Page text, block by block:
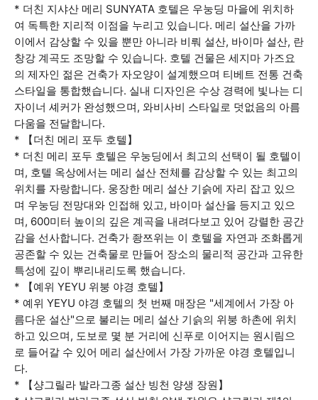
* 더친 지샤산 메리 SUNYATA 호텔은 우눙딩 마을에 위치하
여 독특한 지리적 이점을 누리고 있습니다. 메리 설산을 가까
이에서 감상할 수 있을 뿐만 아니라 비뤄 설산, 바이마 설산, 란
창강 계곡도 조망할 수 있습니다. 호텔 건물은 세지마 가즈요
의 제자인 젊은 건축가 자오양이 설계했으며 티베트 전통 건축
스타일을 통합했습니다. 실내 디자인은 수상 경력에 빛나는 디
자이너 셰커가 완성했으며, 와비사비 스타일로 덧없음의 아름
다움을 전달합니다.
* 【더친 메리 포두 호텔】
* 더친 메리 포두 호텔은 우눙딩에서 최고의 선택이 될 호텔이
며, 호텔 옥상에서는 메리 설산 전체를 감상할 수 있는 최고의
위치를 자랑합니다. 웅장한 메리 설산 기슭에 자리 잡고 있으
며 우눙딩 전망대와 인접해 있고, 바이마 설산을 등지고 있으
며, 600미터 높이의 깊은 계곡을 내려다보고 있어 강렬한 공간
감을 선사합니다. 건축가 좡쯔위는 이 호텔을 자연과 조화롭게
공존할 수 있는 건축물로 만들어 장소의 물리적 공간과 고유한
특성에 깊이 뿌리내리도록 했습니다.
* 【예위 YEYU 위붕 야경 호텔】
* 예위 YEYU 야경 호텔의 첫 번째 매장은 "세계에서 가장 아
름다운 설산"으로 불리는 메리 설산 기슭의 위붕 하촌에 위치
하고 있으며, 도보로 몇 분 거리에 신푸로 이어지는 원시림으
로 들어갈 수 있어 메리 설산에서 가장 가까운 야경 호텔입니
다.
* 【샹그릴라 발라그종 설산 빙천 양생 장원】